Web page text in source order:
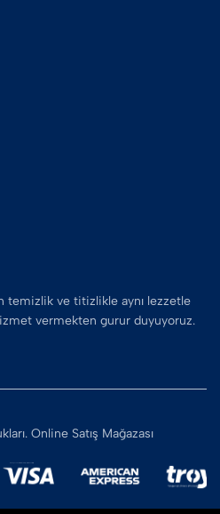
temizlik ve titizlikle aynı lezzetle
vermekten gurur duyuyoruz.
Online Satış Mağazası